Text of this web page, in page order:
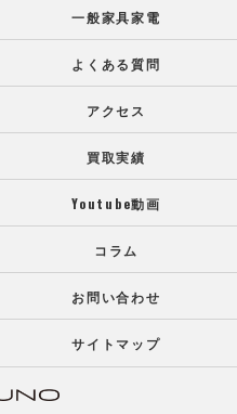
一般家具家電
よくある質問
アクセス
買取実績
Youtube動画
コラム
お問い合わせ
サイトマップ